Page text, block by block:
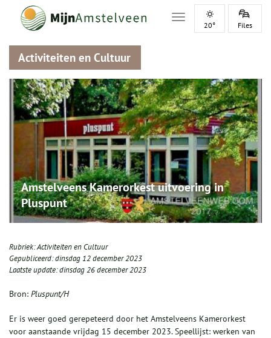
Toggle navigation
20° Files
Activiteiten en Cultuur
Amstelveens Kamerorkest uitvoering in
Pluspunt
Rubriek:Activiteiten en Cultuur
Gepubliceerd:dinsdag 12 december 2023
Laatste update:dinsdag 26 december 2023
Bron: Pluspunt/H
Er is weer goed gerepeteerd door het Amstelveens Kamerorkest
voor aanstaande vrijdag 15 december 2023. Speellijst: werken van